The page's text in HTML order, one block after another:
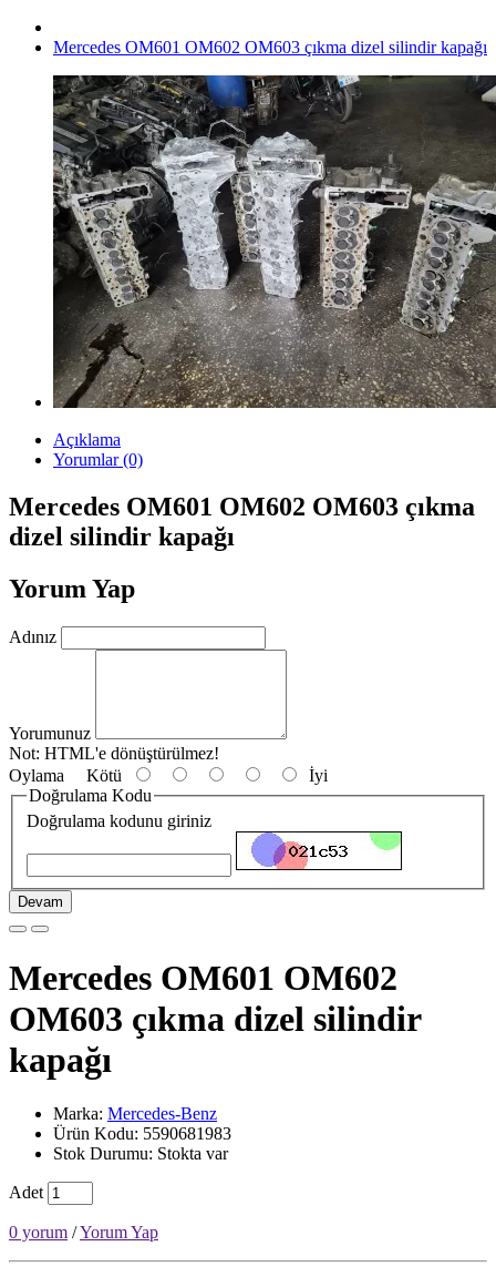
Mercedes OM601 OM602 OM603 çıkma dizel silindir kapağı
Açıklama
Yorumlar (0)
Mercedes OM601 OM602 OM603 çıkma
dizel silindir kapağı
Yorum Yap
Adınız
Yorumunuz
Not: HTML'e dönüştürülmez!
Oylama Kötü
İyi
Doğrulama Kodu
Doğrulama kodunu giriniz
Devam
Mercedes OM601 OM602
OM603 çıkma dizel silindir
kapağı
Marka: Mercedes-Benz
Ürün Kodu: 5590681983
Stok Durumu: Stokta var
Adet
0 yorum /Yorum Yap